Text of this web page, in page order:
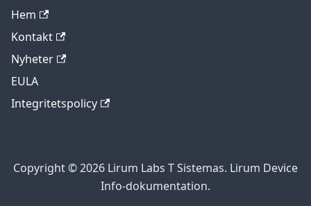
Hem
Kontakt
Nyheter
EULA
Integritetspolicy
Copyright © 2026 Lirum Labs T Sistemas. Lirum Device
Info-dokumentation.